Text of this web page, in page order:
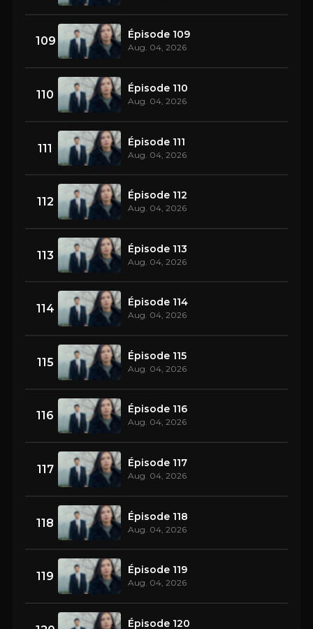
109 Épisode 109
Aug. 04, 2026
110 Épisode 110
Aug. 04, 2026
111 Épisode 111
Aug. 04, 2026
112 Épisode 112
Aug. 04, 2026
113 Épisode 113
Aug. 04, 2026
114 Épisode 114
Aug. 04, 2026
115 Épisode 115
Aug. 04, 2026
116 Épisode 116
Aug. 04, 2026
117 Épisode 117
Aug. 04, 2026
118 Épisode 118
Aug. 04, 2026
119 Épisode 119
Aug. 04, 2026
Épisode 120